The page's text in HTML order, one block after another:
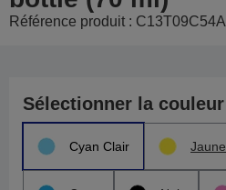
Référence produit : C13T09C54A
Sélectionner la couleur
Cyan Clair Jaune